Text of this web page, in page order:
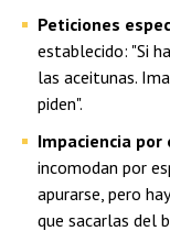
Peticiones
establecido: "Si
las aceitunas.
piden".
Impaciencia por
incomodan por
apurarse, pero
que sacarlas del